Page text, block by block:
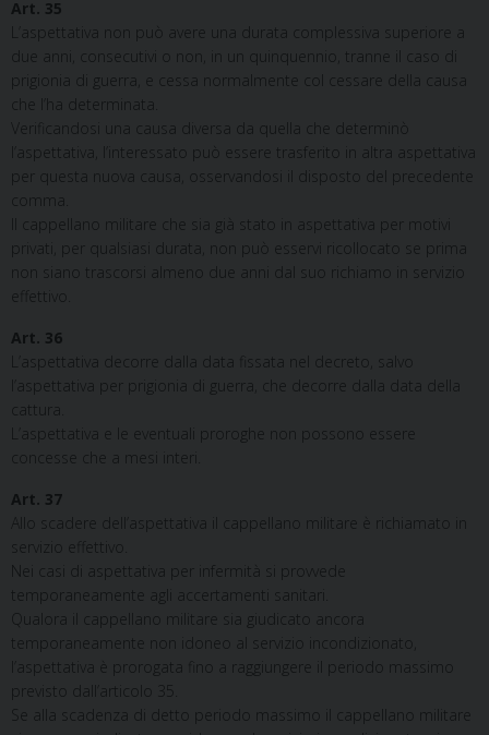
Art. 35
L’aspettativa non può avere una durata complessiva superiore a
due anni, consecutivi o non, in un quinquennio, tranne il caso di
prigionia di guerra, e cessa normalmente col cessare della causa
che l’ha determinata.
Verificandosi una causa diversa da quella che determinò
l’aspettativa, l’interessato può essere trasferito in altra aspettativa
per questa nuova causa, osservandosi il disposto del precedente
comma.
Il cappellano militare che sia già stato in aspettativa per motivi
privati, per qualsiasi durata, non può esservi ricollocato se prima
non siano trascorsi almeno due anni dal suo richiamo in servizio
effettivo.
Art. 36
L’aspettativa decorre dalla data fissata nel decreto, salvo
l’aspettativa per prigionia di guerra, che decorre dalla data della
cattura.
L’aspettativa e le eventuali proroghe non possono essere
concesse che a mesi interi.
Art. 37
Allo scadere dell’aspettativa il cappellano militare è richiamato in
servizio effettivo.
Nei casi di aspettativa per infermità si provvede
temporaneamente agli accertamenti sanitari.
Qualora il cappellano militare sia giudicato ancora
temporaneamente non idoneo al servizio incondizionato,
l’aspettativa è prorogata fino a raggiungere il periodo massimo
previsto dall’articolo 35.
Se alla scadenza di detto periodo massimo il cappellano militare